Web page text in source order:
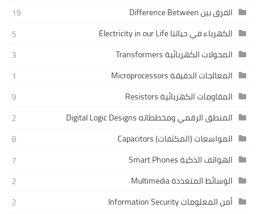
الفرق بين Difference Between
19
الكهرباء في حياتنا Electricity in our Life
5
المحولات الكهربائية Transformers
3
المعالجات الدقيقة Microprocessors
1
المقاومات الكهربائية Resistors
9
المنطق الرقمي ومخططاته Digital Logic Designs
2
المواسعات (المكثفات) Capacitors
8
الهواتف الذكية Smart Phones
7
الوسائط المتعددة Multimedia
2
أمن المعلومات Information Security
2